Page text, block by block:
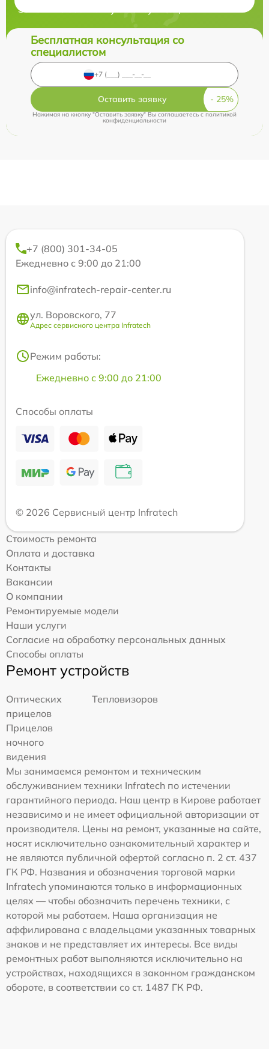
Закажите бесплатную консультацию
Бесплатная консультация со
специалистом
Оставить заявку
Нажимая на кнопку "Оставить заявку" Вы соглашаетесь cполитикой
конфиденциальности
+7 (800) 301-34-05
Ежедневно с 9:00 до 21:00
info@infratech-repair-center.ru
ул. Воровского, 77
Адрес сервисного центра Infratech
Режим работы:
Ежедневно с 9:00 до 21:00
Способы оплаты
© 2026 Сервисный центр Infratech
Стоимость ремонта
Оплата и доставка
Контакты
Вакансии
О компании
Ремонтируемые модели
Наши услуги
Согласие на обработку персональных данных
Способы оплаты
Ремонт устройств
Оптических
прицелов
Тепловизоров
Прицелов
ночного
видения
Мы занимаемся ремонтом и техническим
обслуживанием техники Infratech по истечении
гарантийного периода. Наш центр в Кирове работает
независимо и не имеет официальной авторизации от
производителя. Цены на ремонт, указанные на сайте,
носят исключительно ознакомительный характер и
не являются публичной офертой согласно п. 2 ст. 437
ГК РФ. Названия и обозначения торговой марки
Infratech упоминаются только в информационных
целях — чтобы обозначить перечень техники, с
которой мы работаем. Наша организация не
аффилирована с владельцами указанных товарных
знаков и не представляет их интересы. Все виды
ремонтных работ выполняются исключительно на
устройствах, находящихся в законном гражданском
обороте, в соответствии со ст. 1487 ГК РФ.